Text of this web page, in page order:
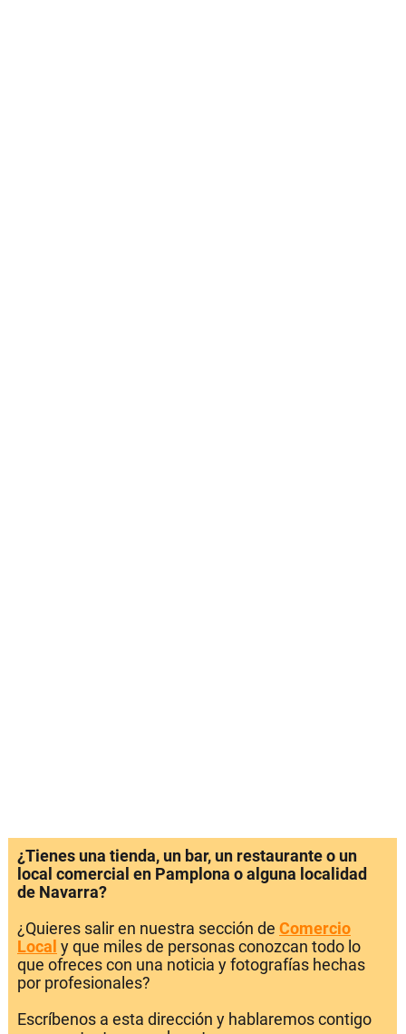
¿Tienes una tienda, un bar, un restaurante o un
local comercial en Pamplona o alguna localidad
de Navarra?
¿Quieres salir en nuestra sección de Comercio
Local y que miles de personas conozcan todo lo
que ofreces con una noticia y fotografías hechas
por profesionales?
Escríbenos a esta dirección y hablaremos contigo